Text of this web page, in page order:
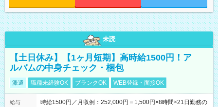
未読
【土日休み】【1ヶ月短期】高時給1500円！ア
ルバムの中身チェック・梱包
派遣 職種未経験OK ブランクOK WEB登録・面接OK
給与
時給1500円／月収例：252,000円＝1,500円×8時間×21日勤務の